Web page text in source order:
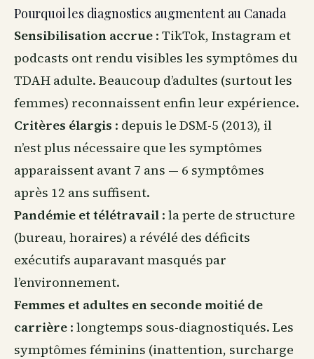
Pourquoi les diagnostics augmentent au Canada
Sensibilisation accrue : TikTok, Instagram et
podcasts ont rendu visibles les symptômes du
TDAH adulte. Beaucoup d’adultes (surtout les
femmes) reconnaissent enfin leur expérience.
Critères élargis : depuis le DSM-5 (2013), il
n’est plus nécessaire que les symptômes
apparaissent avant 7 ans — 6 symptômes
après 12 ans suffisent.
Pandémie et télétravail : la perte de structure
(bureau, horaires) a révélé des déficits
exécutifs auparavant masqués par
l’environnement.
Femmes et adultes en seconde moitié de
carrière : longtemps sous-diagnostiqués. Les
symptômes féminins (inattention, surcharge